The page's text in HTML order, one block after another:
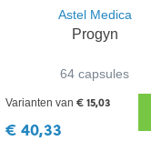
Astel Medica
Progyn
64 capsules
Varianten van€ 15,03
€ 40,33